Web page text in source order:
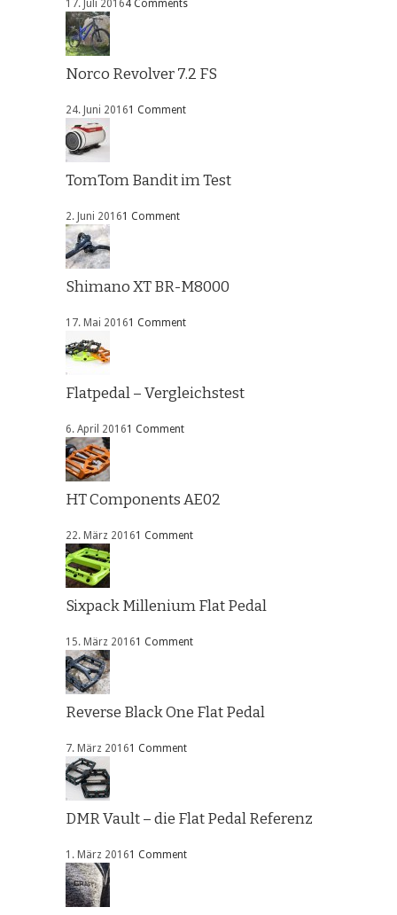
17. Juli 20164 Comments
Norco Revolver 7.2 FS
24. Juni 20161 Comment
TomTom Bandit im Test
2. Juni 20161 Comment
Shimano XT BR-M8000
17. Mai 20161 Comment
Flatpedal – Vergleichstest
6. April 20161 Comment
HT Components AE02
22. März 20161 Comment
Sixpack Millenium Flat Pedal
15. März 20161 Comment
Reverse Black One Flat Pedal
7. März 20161 Comment
DMR Vault – die Flat Pedal Referenz
1. März 20161 Comment